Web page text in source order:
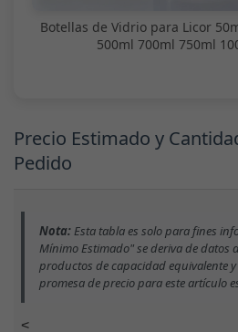
Botellas de Vidrio para Licor
500ml 700ml 750ml
Precio Estimado y
Pedido
Nota:Esta tabla es solo para fines
Mínimo Estimado" se deriva de datos
productos de capacidad equivalente
promesa de precio para este artículo
<